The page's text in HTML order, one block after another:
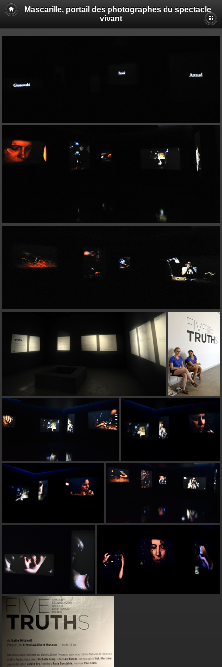
Mascarille, portail des photographes du spectacle
vivant